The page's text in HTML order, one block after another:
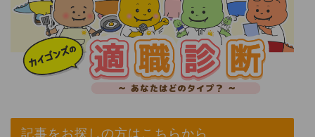
記事をお探しの方はこちらから